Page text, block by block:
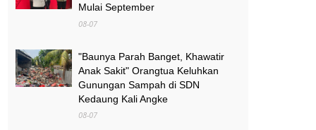
Mulai September
08-07
"Baunya Parah Banget, Khawatir
Anak Sakit" Orangtua Keluhkan
Gunungan Sampah di SDN
Kedaung Kali Angke
08-07